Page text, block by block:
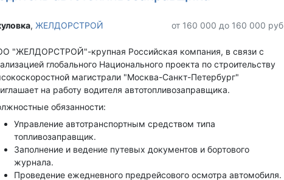
, ЖЕЛДОРСТРОЙ от 160 000 до 160 000 руб
"ЖЕЛДОРСТРОЙ"-крупная Российская компания, в связи с
глобального Национального проекта по строительству
магистрали "Москва-Санкт-Петербург"
на работу водителя автотопливозаправщика.
обязанности:
Управление автотранспортным средством типа
топливозаправщик.
Заполнение и ведение путевых документов и бортового
журнала.
Проведение ежедневного предрейсового осмотра автомобиля.